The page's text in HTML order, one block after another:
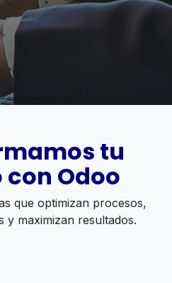
tu
Odoo
que optimizan procesos,
y maximizan resultados.